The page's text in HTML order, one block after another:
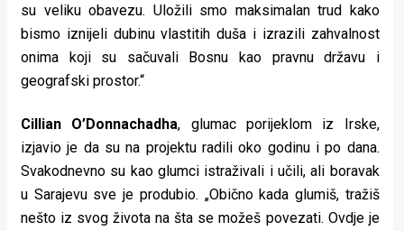
su veliku obavezu. Uložili smo maksimalan trud kako
bismo iznijeli dubinu vlastitih duša i izrazili zahvalnost
onima koji su sačuvali Bosnu kao pravnu državu i
geografski prostor.“
Cillian O’Donnachadha, glumac porijeklom iz Irske,
izjavio je da su na projektu radili oko godinu i po dana.
Svakodnevno su kao glumci istraživali i učili, ali boravak
u Sarajevu sve je produbio. „Obično kada glumiš, tražiš
nešto iz svog života na šta se možeš povezati. Ovdje je